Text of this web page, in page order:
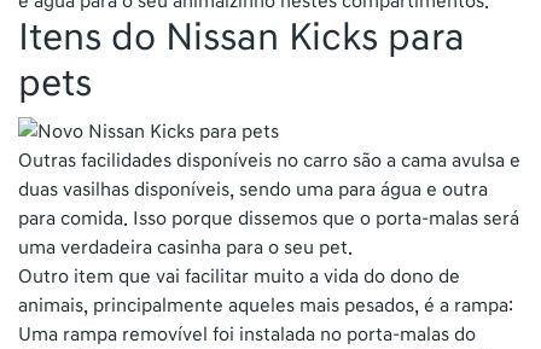
Itens do Nissan Kicks para
pets
Outras facilidades disponíveis no carro são a cama avulsa e
duas vasilhas disponíveis, sendo uma para água e outra
para comida. Isso porque dissemos que o porta-malas será
uma verdadeira casinha para o seu pet.
Outro item que vai facilitar muito a vida do dono de
animais, principalmente aqueles mais pesados, é a rampa:
Uma rampa removível foi instalada no porta-malas do